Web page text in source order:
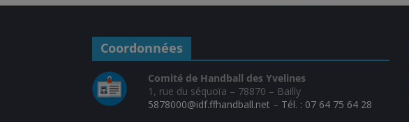
Coordonnées
Comité de Handball des Yvelines
1, rue du séquoïa – 78870 – Bailly
5878000@idf.ffhandball.net – Tél. : 07 64 75 64 28